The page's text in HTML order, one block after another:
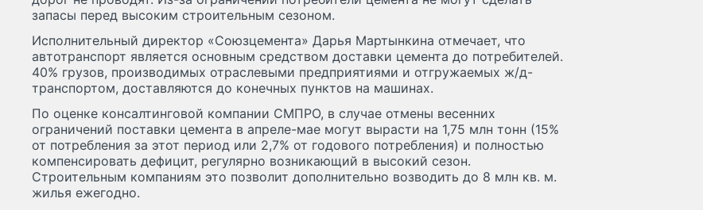
запасы перед высоким строительным сезоном.
Исполнительный директор «Союзцемента» Дарья Мартынкина отмечает, что
автотранспорт является основным средством доставки цемента до потребителей.
40% грузов, производимых отраслевыми предприятиями и отгружаемых ж/д-
транспортом, доставляются до конечных пунктов на машинах.
По оценке консалтинговой компании СМПРО, в случае отмены весенних
ограничений поставки цемента в апреле-мае могут вырасти на 1,75 млн тонн (15%
от потребления за этот период или 2,7% от годового потребления) и полностью
компенсировать дефицит, регулярно возникающий в высокий сезон.
Строительным компаниям это позволит дополнительно возводить до 8 млн кв. м.
жилья ежегодно.